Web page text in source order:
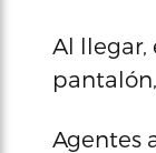
Al llegar,
Agentes